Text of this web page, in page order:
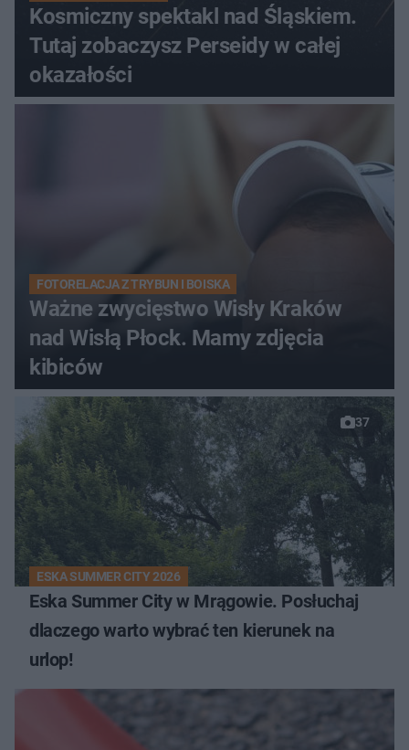
Kosmiczny spektakl nad Śląskiem.
Tutaj zobaczysz Perseidy w całej
okazałości
FOTORELACJA Z TRYBUN I BOISKA
Ważne zwycięstwo Wisły Kraków
nad Wisłą Płock. Mamy zdjęcia
kibiców
37
ESKA SUMMER CITY 2026
Eska Summer City w Mrągowie. Posłuchaj
dlaczego warto wybrać ten kierunek na
urlop!